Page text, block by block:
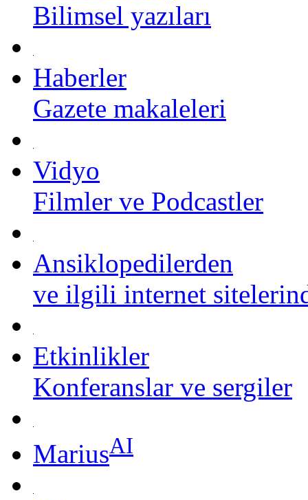
Bilimsel yazıları
Haberler
Gazete makaleleri
Vidyo
Filmler ve Podcastler
Ansiklopedilerden
ve ilgili internet
Etkinlikler
Konferanslar ve sergiler
MariusAI